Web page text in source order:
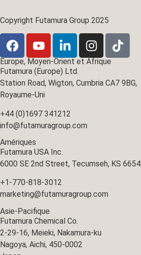
Copyright Futamura Group 2025
Europe, Moyen-Orient et Afrique
Futamura (Europe) Ltd.
Station Road, Wigton, Cumbria CA7 9BG,
Royaume-Uni
+44 (0)1697 341212
info@futamuragroup.com
Amériques
Futamura USA Inc.
6000 SE 2nd Street, Tecumseh, KS
+1-770-818-3012
marketing@futamuragroup.com
Asie-Pacifique
Futamura Chemical Co.
2-29-16, Meieki, Nakamura-ku
Nagoya, Aichi, 450-0002